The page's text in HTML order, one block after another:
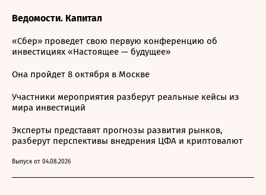
Ведомости. Капитал
«Сбер» проведет свою первую конференцию об
инвестициях «Настоящее — будущее»
Она пройдет 8 октября в Москве
Участники мероприятия разберут реальные кейсы из
мира инвестиций
Эксперты представят прогнозы развития рынков,
разберут перспективы внедрения ЦФА и криптовалют
Выпуск от 04.08.2026